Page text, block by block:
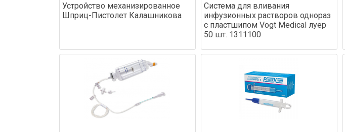
Устройство механизированное
Шприц-Пистолет Калашникова
Система для вливания
инфузионных растворов однораз
с пластшипом Vogt Medical луер
50 шт. 1311100